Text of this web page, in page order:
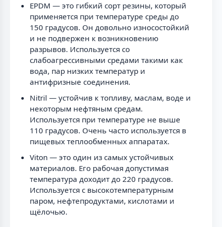
EPDM — это гибкий сорт резины, который
применяется при температуре среды до
150 градусов. Он довольно износостойкий
и не подвержен к возникновению
разрывов. Используется со
слабоагрессивными средами такими как
вода, пар низких температур и
антифризные соединения.
Nitril — устойчив к топливу, маслам, воде и
некоторым нефтяным средам.
Используется при температуре не выше
110 градусов. Очень часто используется в
пищевых теплообменных аппаратах.
Viton — это один из самых устойчивых
материалов. Его рабочая допустимая
температура доходит до 220 градусов.
Используется с высокотемпературным
паром, нефтепродуктами, кислотами и
щёлочью.